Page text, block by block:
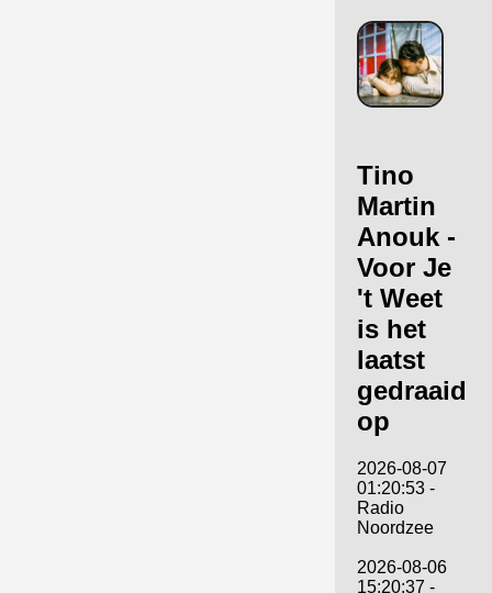
Tino
Martin
Anouk -
Voor Je
't Weet
is het
laatst
gedraaid
op
2026-08-07
01:20:53 -
Radio
Noordzee
2026-08-06
15:20:37 -